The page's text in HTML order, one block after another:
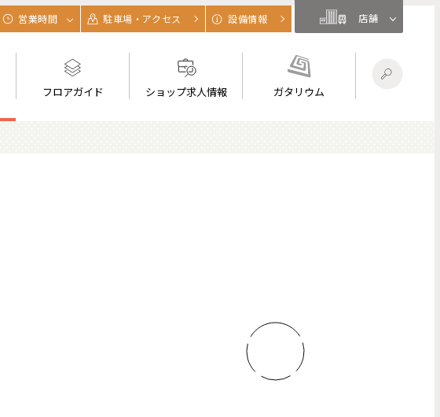
フロアガイド ショップ求人情報 ガタリウム
営業時間 駐車場・アクセス 設備情報 店舗